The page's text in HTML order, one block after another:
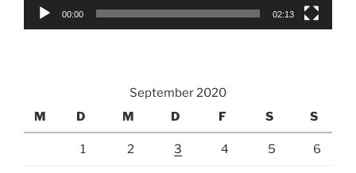
00:00 02:13
September 2020
M
D M D F S S
1 2 3 4 5 6